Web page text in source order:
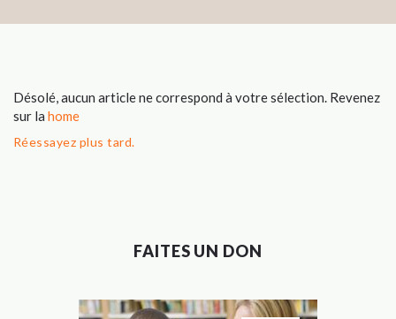
Désolé, aucun article ne correspond à votre sélection. Revenez
sur la home
Réessayez plus tard.
FAITES UN DON